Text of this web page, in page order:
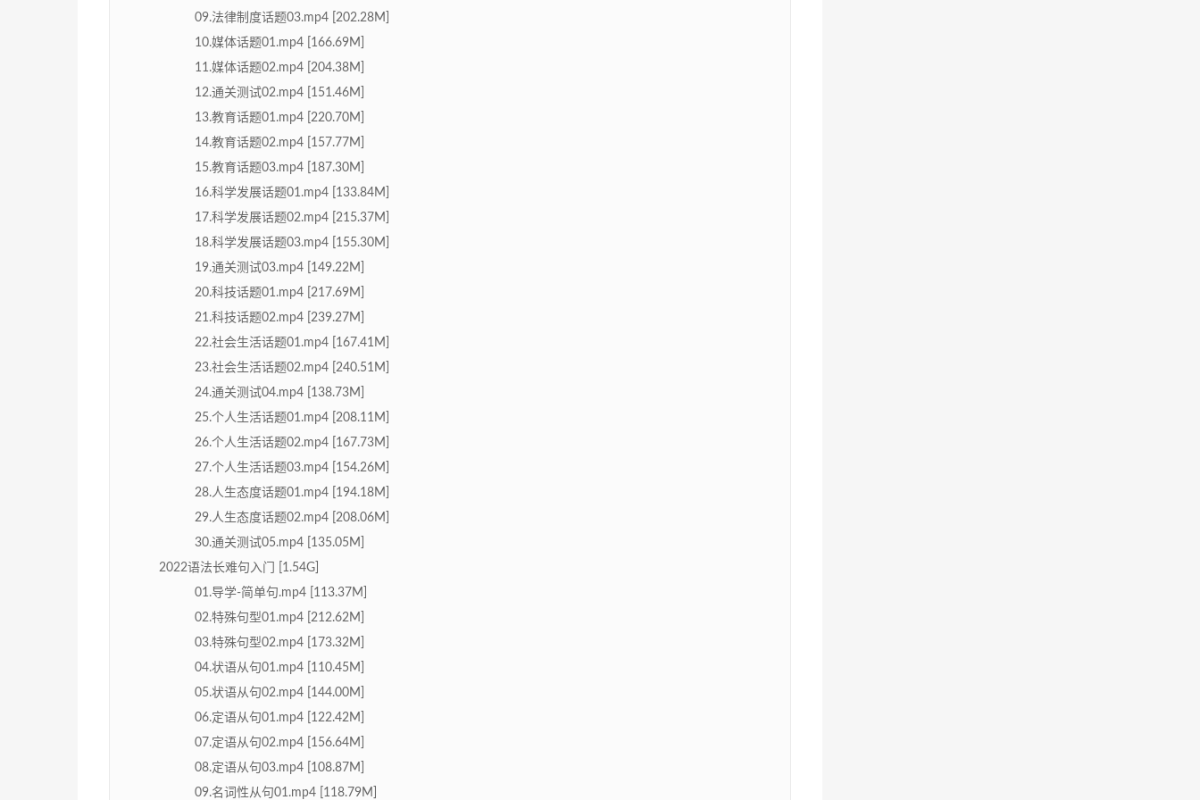
09.法律制度话题03.mp4 [202.28M]
10.媒体话题01.mp4 [166.69M]
11.媒体话题02.mp4 [204.38M]
12.通关测试02.mp4 [151.46M]
13.教育话题01.mp4 [220.70M]
14.教育话题02.mp4 [157.77M]
15.教育话题03.mp4 [187.30M]
16.科学发展话题01.mp4 [133.84M]
17.科学发展话题02.mp4 [215.37M]
18.科学发展话题03.mp4 [155.30M]
19.通关测试03.mp4 [149.22M]
20.科技话题01.mp4 [217.69M]
21.科技话题02.mp4 [239.27M]
22.社会生活话题01.mp4 [167.41M]
23.社会生活话题02.mp4 [240.51M]
24.通关测试04.mp4 [138.73M]
25.个人生活话题01.mp4 [208.11M]
26.个人生活话题02.mp4 [167.73M]
27.个人生活话题03.mp4 [154.26M]
28.人生态度话题01.mp4 [194.18M]
29.人生态度话题02.mp4 [208.06M]
30.通关测试05.mp4 [135.05M]
2022语法长难句入门 [1.54G]
01.导学-简单句.mp4 [113.37M]
02.特殊句型01.mp4 [212.62M]
03.特殊句型02.mp4 [173.32M]
04.状语从句01.mp4 [110.45M]
05.状语从句02.mp4 [144.00M]
06.定语从句01.mp4 [122.42M]
07.定语从句02.mp4 [156.64M]
08.定语从句03.mp4 [108.87M]
09.名词性从句01.mp4 [118.79M]